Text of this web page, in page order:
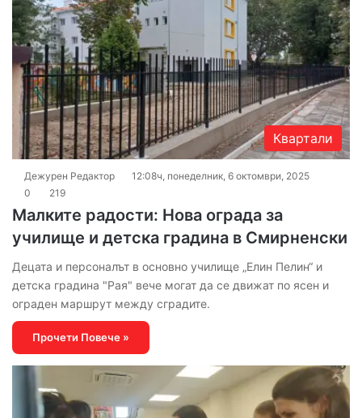
Квартали
Дежурен Редактор
12:08ч, понеделник, 6 октомври, 2025
0
219
Малките радости: Нова ограда за
училище и детска градина в Смирненски
Децата и персоналът в основно училище „Елин Пелин“ и
детска градина "Рая" вече могат да се движат по ясен и
ограден маршрут между сградите.
Прочети Повече »